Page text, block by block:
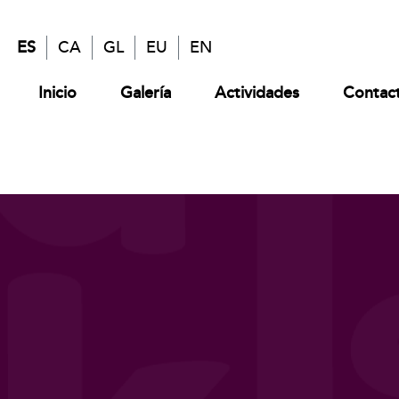
ES CA GL EU EN
Inicio Galería Actividades